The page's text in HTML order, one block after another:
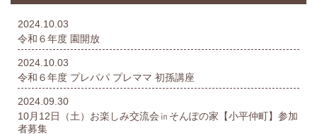
2024.10.03
令和６年度 園開放
2024.10.03
令和６年度 プレパパ プレママ 初孫講座
2024.09.30
10月12日（土）お楽しみ交流会㏌そんぽの家【小平仲町】参加
者募集